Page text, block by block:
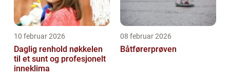
10 februar 2026
Daglig renhold nøkkelen
til et sunt og profesjonelt
inneklima
08 februar 2026
Båtførerprøven